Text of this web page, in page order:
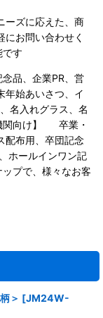
ーズに応えた、商
お問い合わせく
す
品、企業PR、営
年始あいさつ、イ
入れグラス、名
関向け】 卒業・
配布用、卒団記念
ールインワン記
プで、様々なお客
＞ [JM24W-